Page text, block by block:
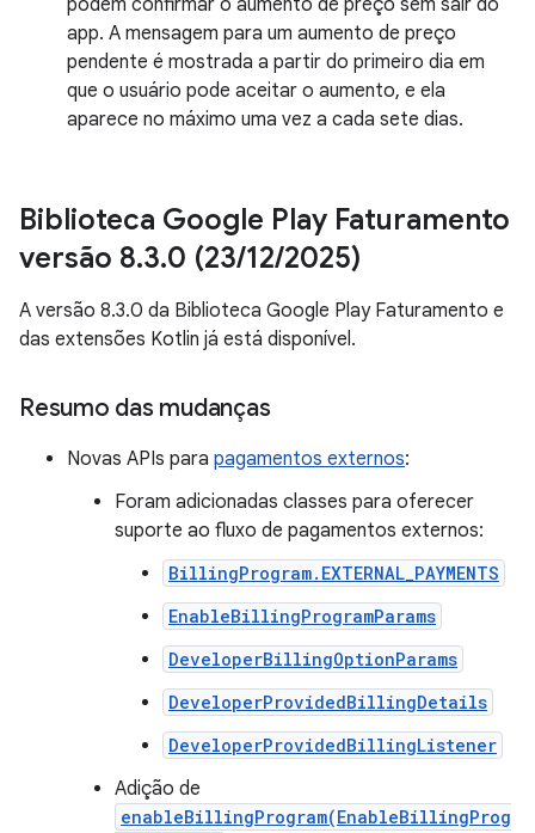
podem confirmar o aumento de preço sem sair do
app. A mensagem para um aumento de preço
pendente é mostrada a partir do primeiro dia em
que o usuário pode aceitar o aumento, e ela
aparece no máximo uma vez a cada sete dias.
Biblioteca Google Play Faturamento
versão 8.3.0 (23/12/2025)
A versão 8.3.0 da Biblioteca Google Play Faturamento e
das extensões Kotlin já está disponível.
Resumo das mudanças
Novas APIs para pagamentos externos:
Foram adicionadas classes para oferecer
suporte ao fluxo de pagamentos externos:
BillingProgram.EXTERNAL_PAYMENTS
EnableBillingProgramParams
DeveloperBillingOptionParams
DeveloperProvidedBillingDetails
DeveloperProvidedBillingListener
Adição de
enableBillingProgram(EnableBillingProg